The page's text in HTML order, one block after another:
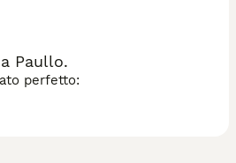
Paullo.
perfetto: